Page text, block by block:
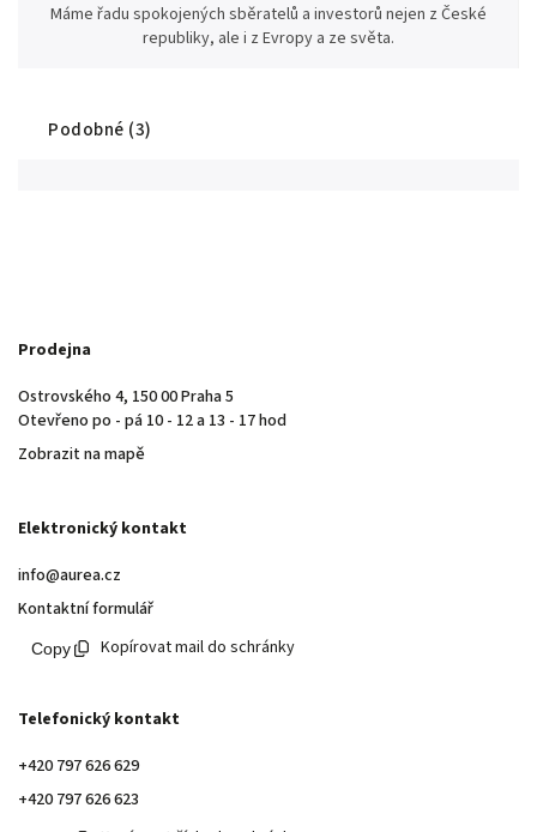
Máme řadu spokojených sběratelů a investorů nejen z České
republiky, ale i z Evropy a ze světa.
Podobné (3)
Prodejna
Ostrovského 4, 150 00 Praha 5
Otevřeno po - pá 10 - 12 a 13 - 17 hod
Zobrazit na mapě
Elektronický kontakt
info@aurea.cz
Kontaktní formulář
Kopírovat mail do schránky
Telefonický kontakt
+420 797 626 629
+420 797 626 623